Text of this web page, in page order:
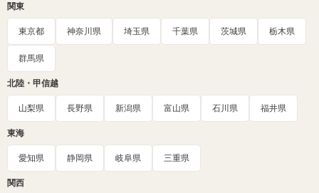
関東
東京都 神奈川県 埼玉県 千葉県 茨城県 栃木県
群馬県
北陸・甲信越
山梨県 長野県 新潟県 富山県 石川県 福井県
東海
愛知県 静岡県 岐阜県 三重県
関西